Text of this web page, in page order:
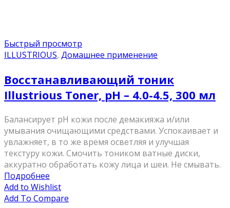
Быстрый просмотр
ILLUSTRIOUS, Домашнее применение
Восстанавливающий тоник
Illustrious Toner, рН – 4.0-4.5, 300 мл
Балансирует рН кожи после демакияжа и/или
умывания очищающими средствами. Успокаивает и
увлажняет, в то же время осветляя и улучшая
текстуру кожи. Смочить тоником ватные диски,
аккуратно обработать кожу лица и шеи. Не смывать.
Подробнее
Add to Wishlist
Add To Compare